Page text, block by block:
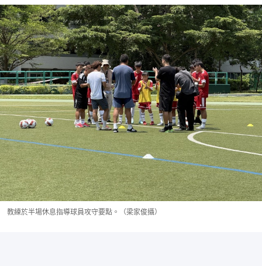
教練於半場休息指導球員攻守要點。（梁家俊攝）